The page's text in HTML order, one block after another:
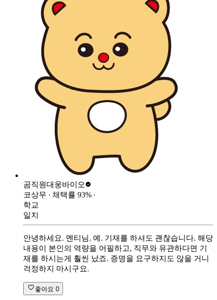
곰직원대웅바이오
코상무 ∙ 채택률 93% ∙
학교
일치
안녕하세요. 멘티님. 예. 기재를 하셔도 괜찮습니다. 해당
내용이 본인의 역량을 어필하고, 직무와 유관하다면 기
재를 하시는게 훨씬 났죠. 증명을 요구하지도 않을 거니
걱정하지 마시구요.
좋아요 0